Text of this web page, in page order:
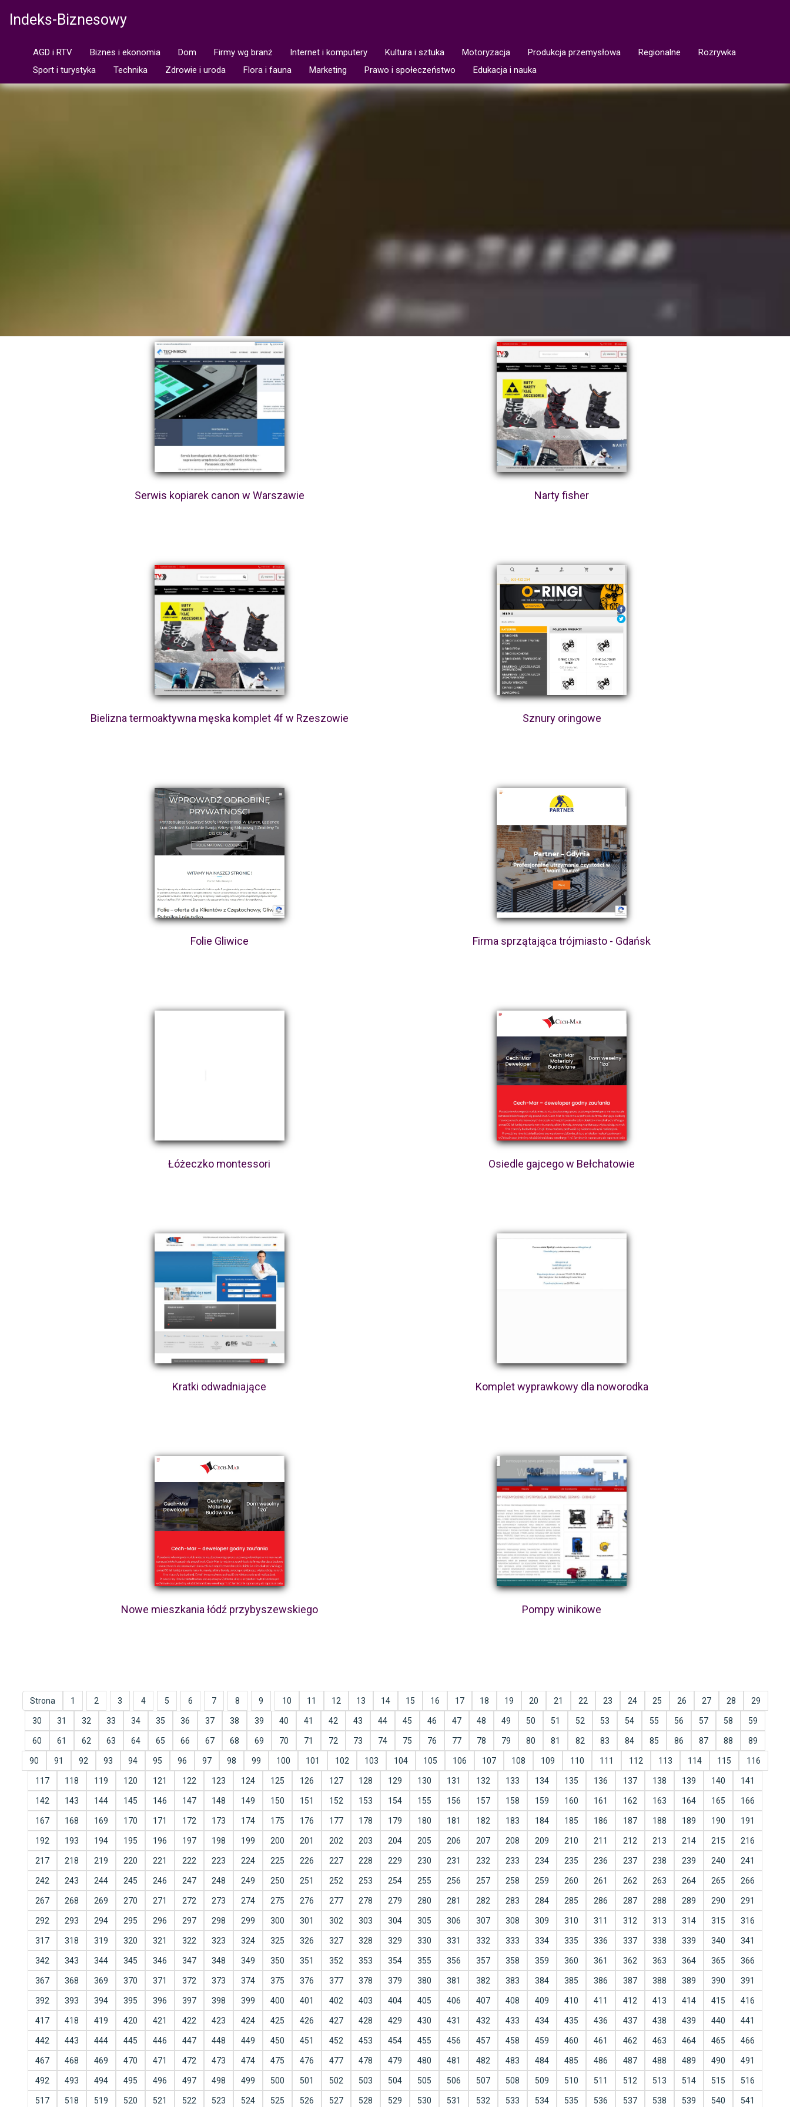
Indeks-Biznesowy
AGD i RTV Biznes i ekonomia Dom Firmy wg branż Internet i komputery Kultura i sztuka Motoryzacja Produkcja przemysłowa Regionalne
Rozrywka
Sport i turystyka
Technika Zdrowie i uroda Flora i fauna Marketing Prawo i społeczeństwo Edukacja i nauka
Serwis kopiarek canon w Warszawie Narty fisher
Bielizna termoaktywna męska komplet 4f w Rzeszowie Sznury oringowe
Folie Gliwice Firma sprzątająca trójmiasto - Gdańsk
Łóżeczko montessori Osiedle gajcego w Bełchatowie
Kratki odwadniające Komplet wyprawkowy dla noworodka
Nowe mieszkania łódź przybyszewskiego Pompy winikowe
Strona 1 2 3 4 5 6 7 8 9 10 11 12 13 14 15 16 17 18 19 20 21 22 23 24 25 26 27 28 29
30 31 32 33 34 35 36 37 38 39 40 41 42 43 44 45 46 47 48 49 50 51 52 53 54 55 56 57 58 59
60 61 62 63 64 65 66 67 68 69 70 71 72 73 74 75 76 77 78 79 80 81 82 83 84 85 86 87 88 89
90 91 92 93 94 95 96 97 98 99 100 101 102 103 104 105 106 107 108 109 110 111 112 113 114 115 116
117 118 119 120 121 122 123 124 125 126 127 128 129 130 131 132 133 134 135 136 137 138 139 140 141
142 143 144 145 146 147 148 149 150 151 152 153 154 155 156 157 158 159 160 161 162 163 164 165 166
167 168 169 170 171 172 173 174 175 176 177 178 179 180 181 182 183 184 185 186 187 188 189 190 191
192 193 194 195 196 197 198 199 200 201 202 203 204 205 206 207 208 209 210 211 212 213 214 215 216
217 218 219 220 221 222 223 224 225 226 227 228 229 230 231 232 233 234 235 236 237 238 239 240 241
242 243 244 245 246 247 248 249 250 251 252 253 254 255 256 257 258 259 260 261 262 263 264 265 266
267 268 269 270 271 272 273 274 275 276 277 278 279 280 281 282 283 284 285 286 287 288 289 290 291
292 293 294 295 296 297 298 299 300 301 302 303 304 305 306 307 308 309 310 311 312 313 314 315 316
317 318 319 320 321 322 323 324 325 326 327 328 329 330 331 332 333 334 335 336 337 338 339 340 341
342 343 344 345 346 347 348 349 350 351 352 353 354 355 356 357 358 359 360 361 362 363 364 365 366
367 368 369 370 371 372 373 374 375 376 377 378 379 380 381 382 383 384 385 386 387 388 389 390 391
392 393 394 395 396 397 398 399 400 401 402 403 404 405 406 407 408 409 410 411 412 413 414 415 416
417 418 419 420 421 422 423 424 425 426 427 428 429 430 431 432 433 434 435 436 437 438 439 440 441
442 443 444 445 446 447 448 449 450 451 452 453 454 455 456 457 458 459 460 461 462 463 464 465 466
467 468 469 470 471 472 473 474 475 476 477 478 479 480 481 482 483 484 485 486 487 488 489 490 491
492 493 494 495 496 497 498 499 500 501 502 503 504 505 506 507 508 509 510 511 512 513 514 515 516
517 518 519 520 521 522 523 524 525 526 527 528 529 530 531 532 533 534 535 536 537 538 539 540 541